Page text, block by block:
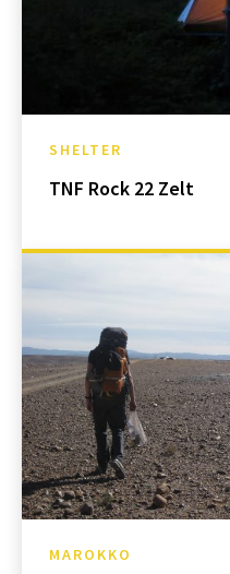
SHELTER
TNF Rock 22 Zelt
MAROKKO